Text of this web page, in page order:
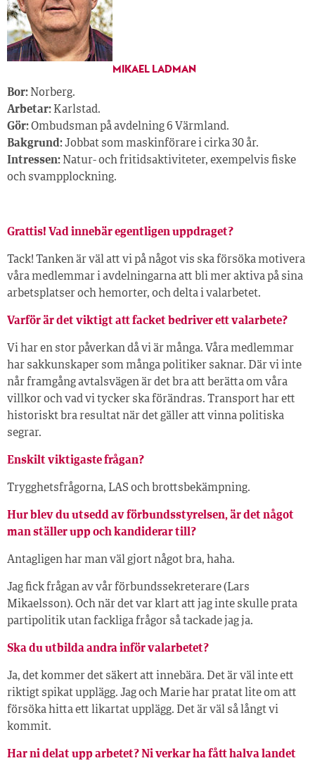
MIKAEL LADMAN
Bor: Norberg.
Arbetar: Karlstad.
Gör:Ombudsman på avdelning 6 Värmland.
Bakgrund:Jobbat som maskinförare i cirka 30 år.
Intressen: Natur- och fritidsaktiviteter, exempelvis fiske
och svampplockning.
Grattis! Vad innebär egentligen uppdraget?
Tack! Tanken är väl att vi på något vis ska försöka motivera
våra medlemmar i avdelningarna att bli mer aktiva på sina
arbetsplatser och hemorter, och delta i valarbetet.
Varför är det viktigt att facket bedriver ett valarbete?
Vi har en stor påverkan då vi är många. Våra medlemmar
har sakkunskaper som många politiker saknar. Där vi inte
når framgång avtalsvägen är det bra att berätta om våra
villkor och vad vi tycker ska förändras. Transport har ett
historiskt bra resultat när det gäller att vinna politiska
segrar.
Enskilt viktigaste frågan?
Trygghetsfrågorna, LAS och brottsbekämpning.
Hur blev du utsedd av förbundsstyrelsen, är det något
man ställer upp och kandiderar till?
Antagligen har man väl gjort något bra, haha.
Jag fick frågan av vår förbundssekreterare (Lars
Mikaelsson). Och när det var klart att jag inte skulle prata
partipolitik utan fackliga frågor så tackade jag ja.
Ska du utbilda andra inför valarbetet?
Ja, det kommer det säkert att innebära. Det är väl inte ett
riktigt spikat upplägg. Jag och Marie har pratat lite om att
försöka hitta ett likartat upplägg. Det är väl så långt vi
kommit.
Har ni delat upp arbetet? Ni verkar ha fått halva landet